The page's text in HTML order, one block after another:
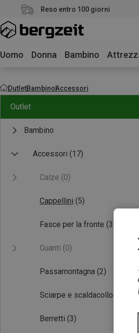
Reso entro 100 giorni
Uomo Donna Bambino
OutletBambinoAccessori
Outlet
Bambino
Accessori (17)
Calze (0)
Cappellini (5)
Fasce per la fronte (3)
Guanti (0)
Passamontagna (2)
Sciarpe e scaldacollo
Berretti (3)